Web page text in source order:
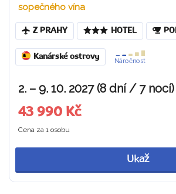
sopečného vína
Z PRAHY HOTEL
Kanárské ostrovy
Náročnost
2. – 9. 10. 2027 (8 dní / 7 nocí)
43 990 Kč
Cena za 1 osobu
Ukaž